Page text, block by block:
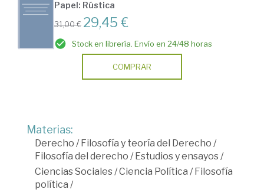
Papel: Rústica
31,00 € 29,45 €
Stock en librería. Envío en 24/48 horas
COMPRAR
Materias:
Derecho / Filosofía y teoría del Derecho /
Filosofía del derecho / Estudios y ensayos/
Ciencias Sociales/Ciencia Política / Filosofía
política /